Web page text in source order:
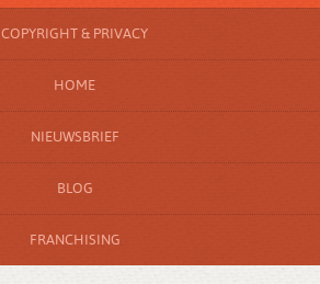
COPYRIGHT & PRIVACY
HOME
NIEUWSBRIEF
BLOG
FRANCHISING